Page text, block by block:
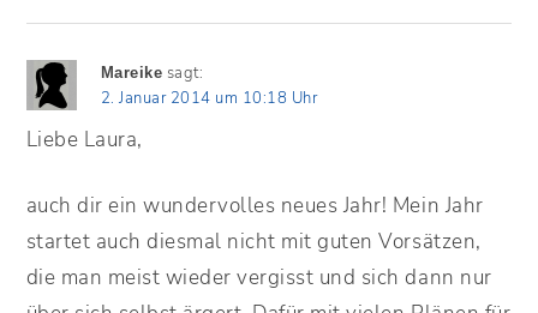
Mareike sagt:
2. Januar 2014 um 10:18 Uhr
Liebe Laura,
auch dir ein wundervolles neues Jahr! Mein Jahr
startet auch diesmal nicht mit guten Vorsätzen,
die man meist wieder vergisst und sich dann nur